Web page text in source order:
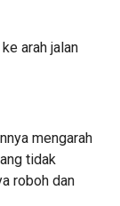
arah jalan
mengarah
tidak
roboh dan